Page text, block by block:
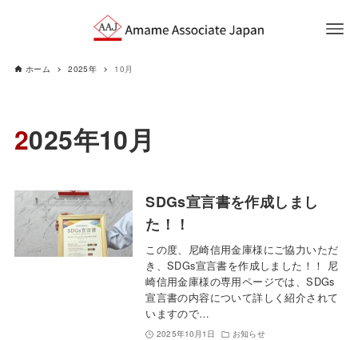
ホーム 2025年 10月
2025年10月
SDGs宣言書を作成しまし
た！！
この度、尼崎信用金庫様にご協力いただ
き、SDGs宣言書を作成しました！！ 尼
崎信用金庫様の専用ページでは、SDGs
宣言書の内容について詳しく紹介されて
いますので…
2025年10月1日 お知らせ